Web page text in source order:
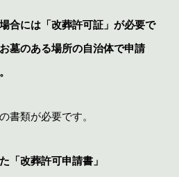
合には「改葬許可証」が必要で
墓のある場所の自治体で申請
書類が必要です。
「改葬許可申請書」